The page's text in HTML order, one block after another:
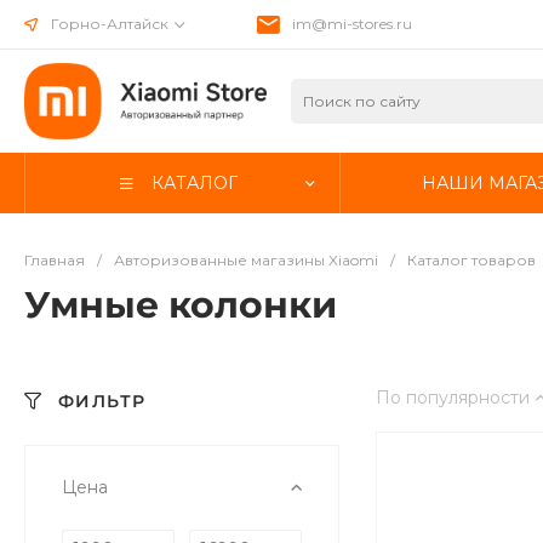
Горно-Алтайск im@mi-stores.ru
КАТАЛОГ НАШИ
Главная / Авторизованные магазины Xiaomi / Каталог товаров
Умные колонки
ФИЛЬТР
Цена
По популярности